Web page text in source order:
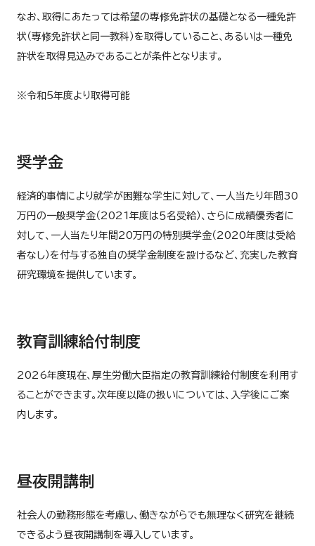
なお、取得にあたっては希望の専修免許状の基礎となる一種免許
状（専修免許状と同一教科）を取得していること、あるいは一種免
許状を取得見込みであることが条件となります。
※令和5年度より取得可能
奨学金
経済的事情により就学が困難な学生に対して、一人当たり年間30
万円の一般奨学金（2021年度は５名受給）、さらに成績優秀者に
対して、一人当たり年間20万円の特別奨学金（2020年度は受給
者なし）を付与する独自の奨学金制度を設けるなど、充実した教育
研究環境を提供しています。
教育訓練給付制度
2026年度現在、厚生労働大臣指定の教育訓練給付制度を利用す
ることができます。次年度以降の扱いについては、入学後にご案
内します。
昼夜開講制
社会人の勤務形態を考慮し、働きながらでも無理なく研究を継続
できるよう昼夜開講制を導入しています。